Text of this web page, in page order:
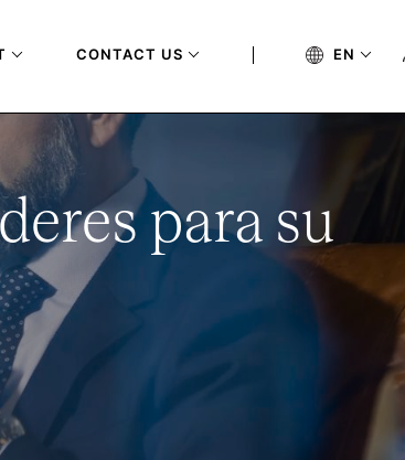
CONTACT US EN
para su